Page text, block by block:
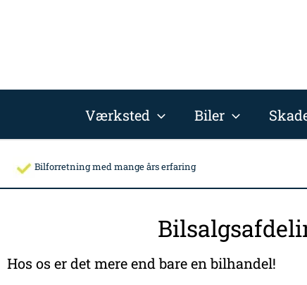
Værksted Biler
Bilforretning med mange års erfaring
Hos os er det mere end bare en bilhandel!